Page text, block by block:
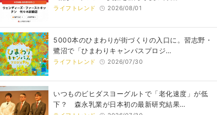
ライフトレンド 2026/08/01
5000本のひまわりが街づくりの入口に。習志野・
鷺沼で「ひまわりキャンパスプロジ…
ライフトレンド 2026/07/30
いつものビヒダスヨーグルトで「老化速度」が低
下？ 森永乳業が日本初の最新研究結果…